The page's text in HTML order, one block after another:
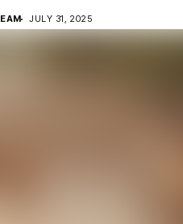
JULY 31, 2025